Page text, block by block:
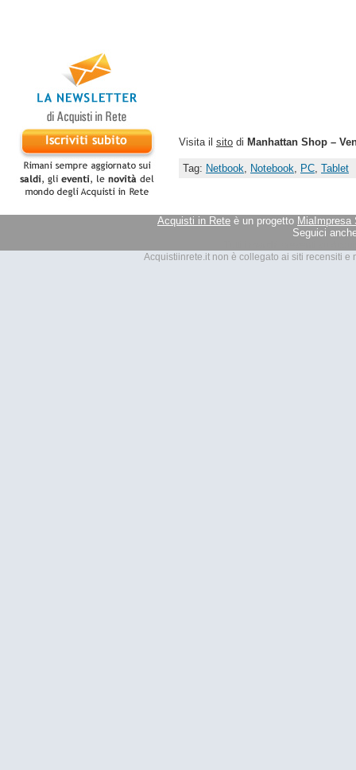
Visita il sito di Manhattan Shop –
Tag: Netbook, Notebook, PC, Tablet
Acquisti in Rete è un progetto MiaImpresa
Seguici
Acquistiinrete.it non è collegato ai siti recensiti